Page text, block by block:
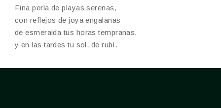
Fina perla de playas serenas,
con reflejos de joya engalanas
de esmeralda tus horas tempranas,
y en las tardes tu sol, de rubí.